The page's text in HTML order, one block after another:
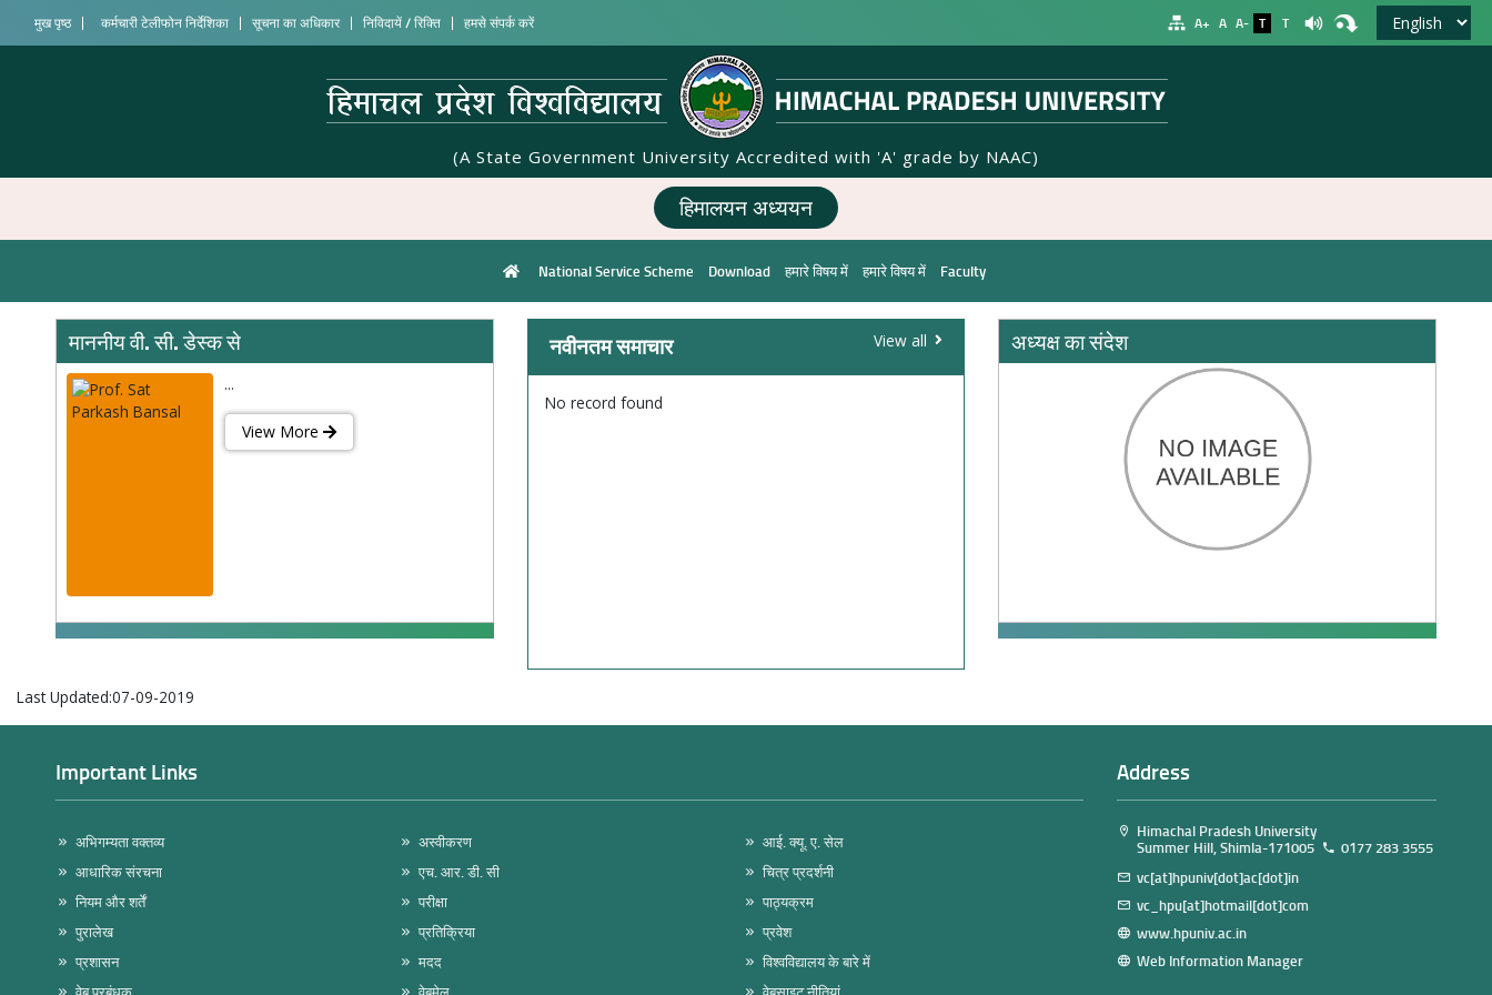
मुख पृष्ठ कर्मचारी टेलीफोन निर्देशिका सूचना का अधिकार निविदायें / रिक्ति हमसे संपर्क करें A+ A A- T T
(A State Government University Accredited with 'A' grade by NAAC)
हिमालयन अध्ययन
National Service Scheme Download हमारे विषय में हमारे विषय में Faculty
माननीय वी. सी. डेस्क से
...
View More
नवीनतम समाचार View all
No record found
अध्यक्ष का संदेश
Last Updated:07-09-2019
Important Links
अभिगम्यता वक्तव्य अस्वीकरण
आई. क्यू. ए. सेल
आधारिक संरचना
एच. आर. डी. सी
चित्र प्रदर्शनी
नियम और शर्तें
परीक्षा
पाठ्यक्रम
पुरालेख
प्रतिक्रिया
प्रवेश
प्रशासन
मदद
विश्वविद्यालय के बारे में
Address
Himachal Pradesh University
Summer Hill, Shimla-171005
0177 283 3555
vc[at]hpuniv[dot]ac[dot]in
vc_hpu[at]hotmail[dot]com
www.hpuniv.ac.in
Web Information Manager